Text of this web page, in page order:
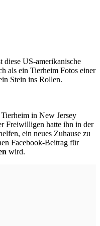
diese US-amerikanische
als ein Tierheim Fotos einer
Stein ins Rollen.
in New Jersey
Freiwilligen hatte ihn in der
ein neues Zuhause zu
Facebook-Beitrag für
wird.